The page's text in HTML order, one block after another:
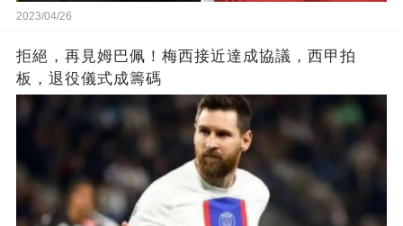
2023/04/26
拒絕，再見姆巴佩！梅西接近達成協議，西甲拍
板，退役儀式成籌碼